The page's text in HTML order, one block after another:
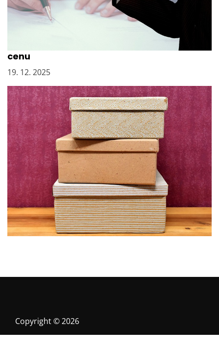
Prodejte nemovitost rychle a za dobrou
cenu
19. 12. 2025
Stěhování do vyšších pater bez výtahu
6. 9. 2025
Copyright © 2026